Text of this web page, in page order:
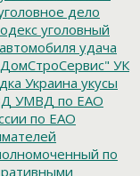
дело
уголовный
удача
УК
Украина укусы
УМВД по ЕАО
по ЕАО
по